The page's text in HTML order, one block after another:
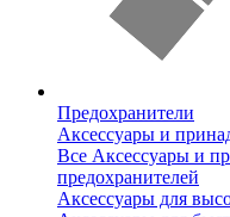
Предохранители
Аксессуары и
Все Аксессуары и
предохранителей
Аксессуары для